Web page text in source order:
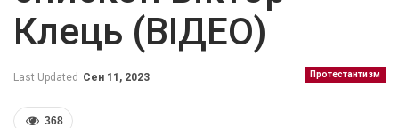
Клець (ВІДЕО)
Протестантизм
Last Updated Сен 11, 2023
368